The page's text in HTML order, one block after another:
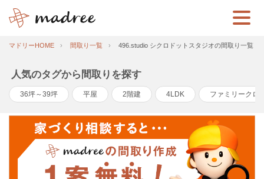
マドリーHOME 間取り一覧 496.studio シクロドットスタジオの間取り一覧
人気のタグから間取りを探す
36坪～39坪 平屋 2階建 4LDK ファミリークロ